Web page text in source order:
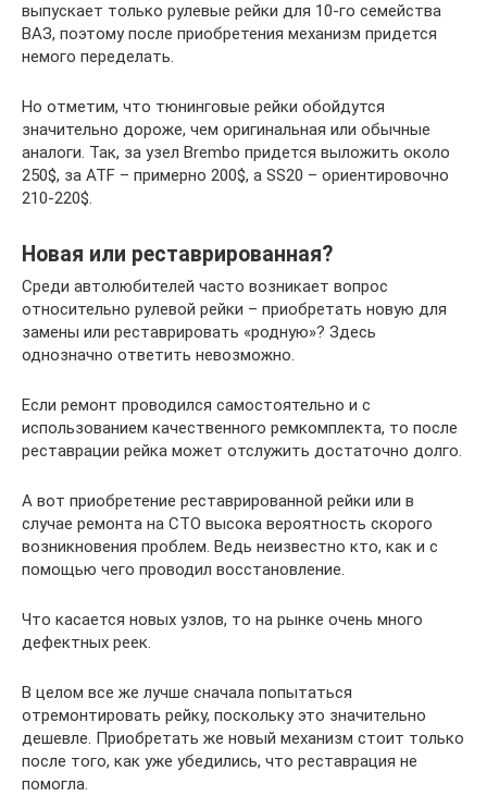
выпускает только рулевые рейки для 10-го семейства
ВАЗ, поэтому после приобретения механизм придется
немого переделать.
Но отметим, что тюнинговые рейки обойдутся
значительно дороже, чем оригинальная или обычные
аналоги. Так, за узел Brembo придется выложить около
250$, за ATF – примерно 200$, а SS20 – ориентировочно
210-220$.
Новая или реставрированная?
Среди автолюбителей часто возникает вопрос
относительно рулевой рейки – приобретать новую для
замены или реставрировать «родную»? Здесь
однозначно ответить невозможно.
Если ремонт проводился самостоятельно и с
использованием качественного ремкомплекта, то после
реставрации рейка может отслужить достаточно долго.
А вот приобретение реставрированной рейки или в
случае ремонта на СТО высока вероятность скорого
возникновения проблем. Ведь неизвестно кто, как и с
помощью чего проводил восстановление.
Что касается новых узлов, то на рынке очень много
дефектных реек.
В целом все же лучше сначала попытаться
отремонтировать рейку, поскольку это значительно
дешевле. Приобретать же новый механизм стоит только
после того, как уже убедились, что реставрация не
помогла.